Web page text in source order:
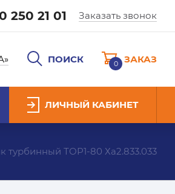
250 21 01 Заказать звонок
ПОИСК 0 ЗАКАЗ
ЛИЧНЫЙ КАБИНЕТ
турбинный ТОР1-80 Ха2.833.033